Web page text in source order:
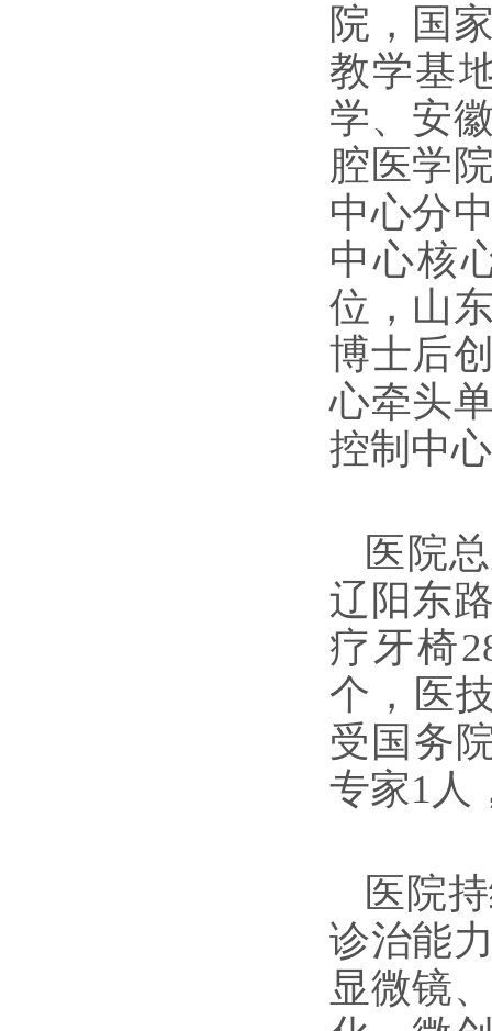
院，国
教学基
学、安
腔医学
中心分
中心核
位，山
博士后
心牵头
控制中
医院
辽阳东
疗牙椅
个，医
受国务
专家1人
医院
诊治能
显微镜